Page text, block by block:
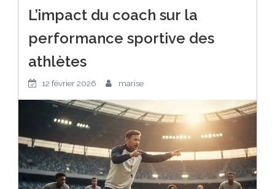
L’impact du coach sur la
performance sportive des
athlètes
12 février 2026 marise